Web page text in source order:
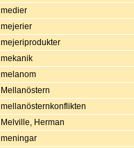
medier
mejerier
mejeriprodukter
mekanik
melanom
Mellanöstern
mellanösternkonflikten
Melville, Herman
meningar